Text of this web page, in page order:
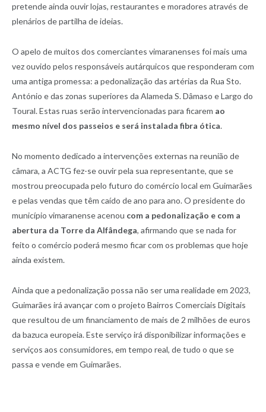
pretende ainda ouvir lojas, restaurantes e moradores através de
plenários de partilha de ideias.
O apelo de muitos dos comerciantes vimaranenses foi mais uma
vez ouvido pelos responsáveis autárquicos que responderam com
uma antiga promessa: a pedonalização das artérias da Rua Sto.
António e das zonas superiores da Alameda S. Dâmaso e Largo do
Toural. Estas ruas serão intervencionadas para ficarem ao
mesmo nível dos passeios e será instalada fibra ótica.
No momento dedicado a intervenções externas na reunião de
câmara, a ACTG fez-se ouvir pela sua representante, que se
mostrou preocupada pelo futuro do comércio local em Guimarães
e pelas vendas que têm caído de ano para ano. O presidente do
município vimaranense acenou com a pedonalização e com a
abertura da Torre da Alfândega, afirmando que se nada for
feito o comércio poderá mesmo ficar com os problemas que hoje
ainda existem.
Ainda que a pedonalização possa não ser uma realidade em 2023,
Guimarães irá avançar com o projeto Bairros Comerciais Digitais
que resultou de um financiamento de mais de 2 milhões de euros
da bazuca europeia. Este serviço irá disponibilizar informações e
serviços aos consumidores, em tempo real, de tudo o que se
passa e vende em Guimarães.